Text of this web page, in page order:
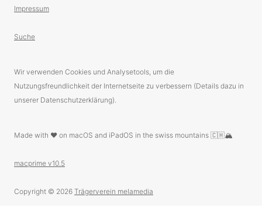
Impressum
Suche
Wir verwenden Cookies und Analysetools, um die
Nutzungsfreundlichkeit der Internetseite zu verbessern (Details dazu in
unserer Datenschutzerklärung).
Made with ❤️ on macOS and iPadOS in the swiss mountains 🇨🇭🏔
macprime v10.5
Copyright © 2026 Trägerverein melamedia